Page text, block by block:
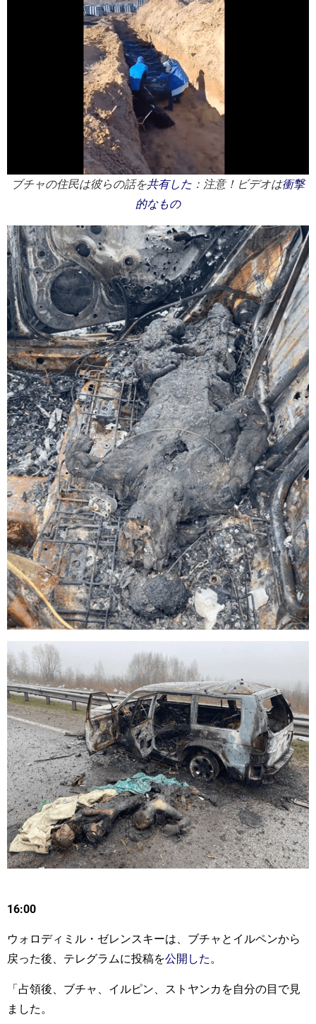
ブチャの住民は彼らの話を共有した ：注意！ビデオは衝撃
的なもの
16:00
ウォロディミル・ゼレンスキーは、ブチャとイルペンから
戻った後、テレグラムに投稿を公開した。
「占領後、ブチャ、イルピン、ストヤンカを自分の目で見
ました。